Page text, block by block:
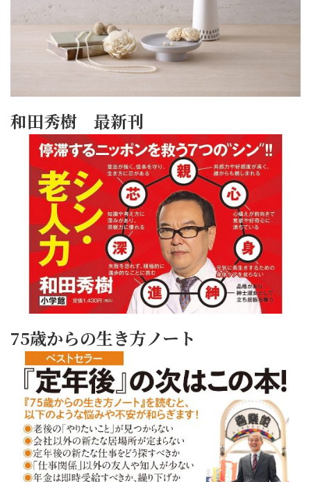
和田秀樹 最新刊
75歳からの生き方ノート